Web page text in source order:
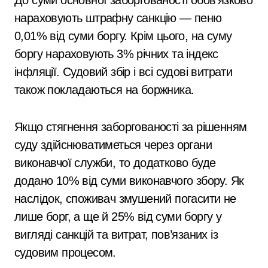
нараховують штрафну санкцію — пеню
0,01% від суми боргу. Крім цього, на суму
боргу нараховують 3% річних та індекс
інфляції. Судовий збір і всі судові витрати
також покладаються на боржника.
Якщо стягнення заборгованості за рішенням
суду здійснюватиметься через органи
виконавчої служби, то додатково буде
додано 10% від суми виконавчого збору. Як
наслідок, споживач змушений погасити не
лише борг, а ще й 25% від суми боргу у
вигляді санкцій та витрат, пов’язаних із
судовим процесом.